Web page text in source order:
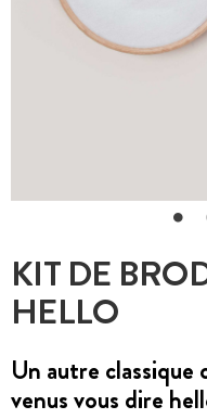
KIT DE
HELLO
Un autre classique
venus vous dire